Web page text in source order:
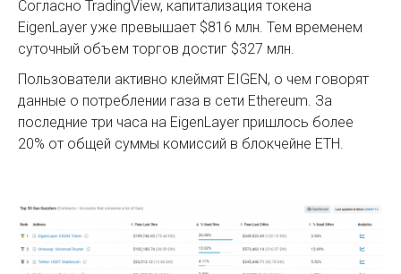
Согласно TradingView, капитализация токена
EigenLayer уже превышает $816 млн. Тем временем
суточный объем торгов достиг $327 млн.
Пользователи активно клеймят EIGEN, о чем говорят
данные о потреблении газа в сети Ethereum. За
последние три часа на EigenLayer пришлось более
20% от общей суммы комиссий в блокчейне ETH.